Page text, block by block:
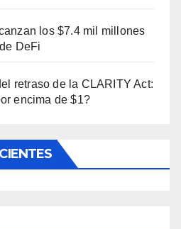
los $7.4 mil millones
DeFi
retraso de la CLARITY Act:
encima de $1?